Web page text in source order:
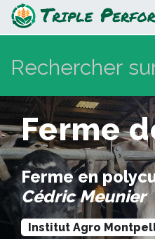
Ferme de
Ferme
Ferme en
Cédric Meunier
Institut Agro